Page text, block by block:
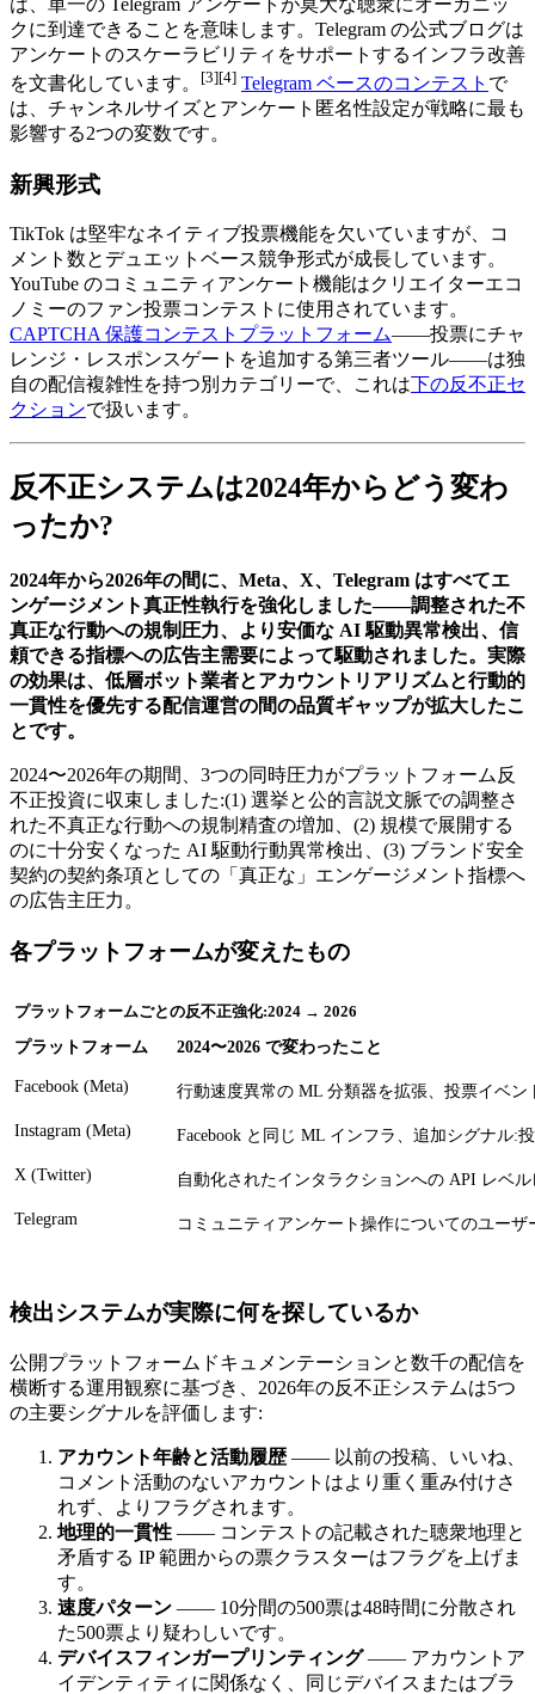
クに到達できることを意味します。Telegram の公式ブログは
アンケートのスケーラビリティをサポートするインフラ改善
を文書化しています。
[3][4] Telegram ベースのコンテスト で
は、チャンネルサイズとアンケート匿名性設定が戦略に最も
影響する2つの変数です。
新興形式
TikTok は堅牢なネイティブ投票機能を欠いていますが、コ
メント数とデュエットベース競争形式が成長しています。
YouTube のコミュニティアンケート機能はクリエイターエコ
ノミーのファン投票コンテストに使用されています。
CAPTCHA 保護コンテストプラットフォーム――投票にチャ
レンジ・レスポンスゲートを追加する第三者ツール――は独
自の配信複雑性を持つ別カテゴリーで、これは 下の反不正セ
クションで扱います。
反不正システムは2024年からどう変わ
ったか?
2024年から2026年の間に、Meta、X、Telegram はすべてエ
ンゲージメント真正性執行を強化しました――調整された不
真正な行動への規制圧力、より安価な AI 駆動異常検出、信
頼できる指標への広告主需要によって駆動されました。実際
の効果は、低層ボット業者とアカウントリアリズムと行動的
一貫性を優先する配信運営の間の品質ギャップが拡大したこ
とです。
2024〜2026年の期間、3つの同時圧力がプラットフォーム反
不正投資に収束しました:(1) 選挙と公的言説文脈での調整さ
れた不真正な行動への規制精査の増加、(2) 規模で展開する
のに十分安くなった AI 駆動行動異常検出、(3) ブランド安全
契約の契約条項としての「真正な」エンゲージメント指標へ
の広告主圧力。
各プラットフォームが変えたもの
プラットフォームごとの反不正強化:2024 → 2026
プラットフォーム 2024〜2026 で変わったこと
Facebook (Meta) 行動速度異常の ML 分類器を拡張、投票イベ
Instagram (Meta) Facebook と同じ ML インフラ、追加シグナル
X (Twitter) 自動化されたインタラクションへの API レベ
Telegram コミュニティアンケート操作についてのユー
検出システムが実際に何を探しているか
公開プラットフォームドキュメンテーションと数千の配信を
横断する運用観察に基づき、2026年の反不正システムは5つ
の主要シグナルを評価します:
アカウント年齢と活動履歴―― 以前の投稿、いいね、
コメント活動のないアカウントはより重く重み付けさ
れず、よりフラグされます。
地理的一貫性 ―― コンテストの記載された聴衆地理と
矛盾する IP 範囲からの票クラスターはフラグを上げま
す。
速度パターン ―― 10分間の500票は48時間に分散され
た500票より疑わしいです。
デバイスフィンガープリンティング―― アカウントア
イデンティティに関係なく、同じデバイスまたはブラ